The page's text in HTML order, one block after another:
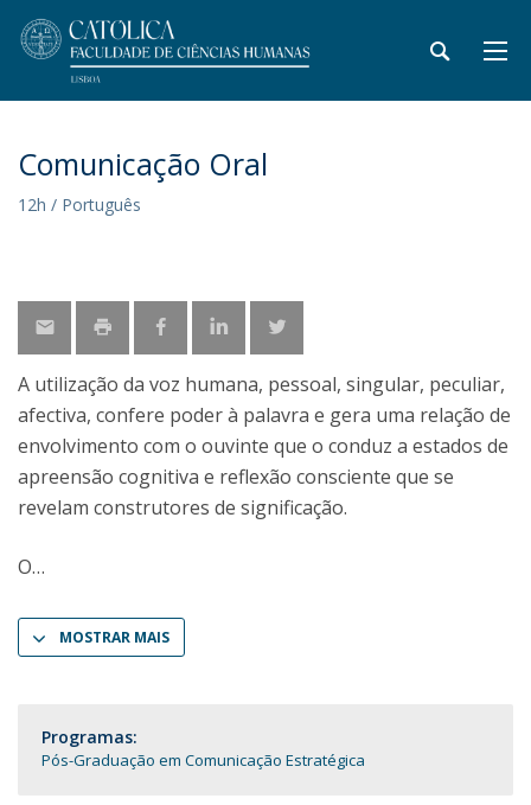
Comunicação Oral
12h / Português
A utilização da voz humana, pessoal, singular, peculiar,
afectiva, confere poder à palavra e gera uma relação de
envolvimento com o ouvinte que o conduz a estados de
apreensão cognitiva e reflexão consciente que se
revelam construtores de significação.
O
MOSTRAR MAIS
Programas:
Pós-Graduação em Comunicação Estratégica